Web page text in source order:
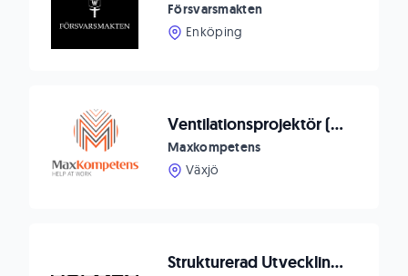
Försvarsmakten
Enköping
Ventilationsprojektör (VE) till Cretec i Växjö
Maxkompetens
Växjö
Strukturerad Utvecklingsingenjör till Iggesunds Bruk